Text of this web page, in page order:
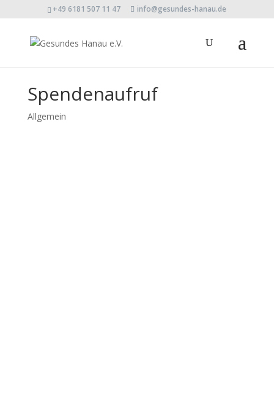
+49 6181 507 11 47 info@gesundes-hanau.de
Spendenaufruf
Allgemein